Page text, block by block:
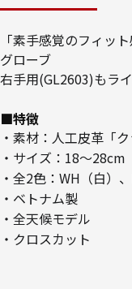
「素手感覚のフィッ
グローブ
右手用(GL2603)もライ
■特徴
・素材：人工皮革「
・サイズ：18～28cm
・全2色：WH（白）、
・ベトナム製
・全天候モデル
・クロスカット